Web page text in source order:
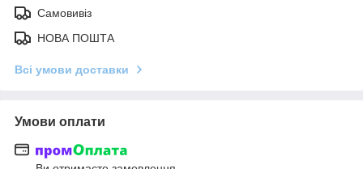
Самовивіз
НОВА ПОШТА
Всі умови доставки
Умови оплати